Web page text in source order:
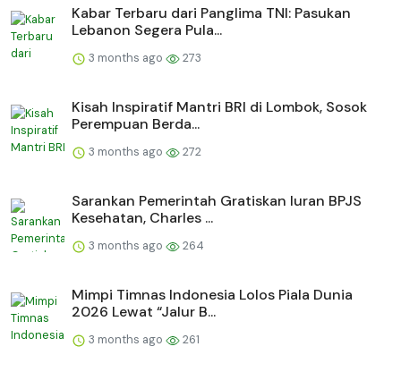
Kabar Terbaru dari Panglima TNI: Pasukan
Lebanon Segera Pula...
3 months ago 273
Kisah Inspiratif Mantri BRI di Lombok, Sosok
Perempuan Berda...
3 months ago 272
Sarankan Pemerintah Gratiskan Iuran BPJS
Kesehatan, Charles ...
3 months ago 264
Mimpi Timnas Indonesia Lolos Piala Dunia
2026 Lewat “Jalur B...
3 months ago 261